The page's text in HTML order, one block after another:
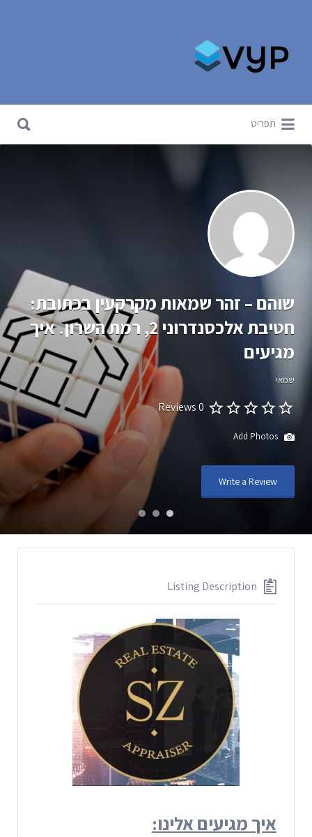
תפריט
שוהם – זהר שמאות מקרקעין בכתובת:
חטיבת אלכסנדרוני 2, רמת השרון. איך
מגיעים
שמאי
0 Reviews
Write a Review
Listing Description
איך מגיעים אלינו: